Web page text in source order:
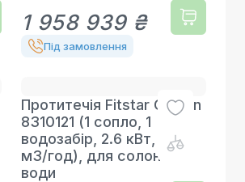
1 958 939 ₴
Під замовлення
Протитечія Fitstar Cyclon
8310121 (1 сопло, 1
водозабір, 2.6 кВт, 63
м3/год), для солоної
води